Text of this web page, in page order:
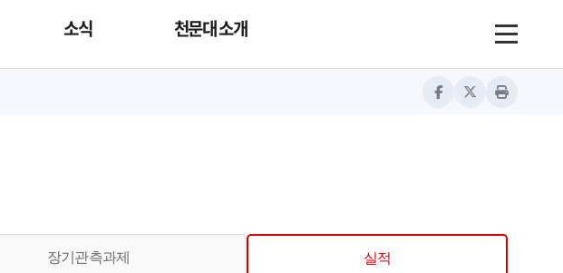
소식 천문대 소개
Facebook
TwitterPrint
장기관측과제 실적